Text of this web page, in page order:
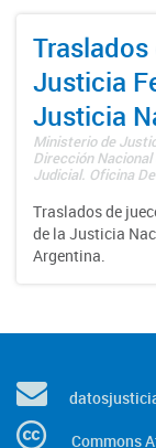
Justicia
Justicia
Ministerio de
Dirección
Judicial. Oficina
Traslados de
de la Justicia
Argentina.
Commons